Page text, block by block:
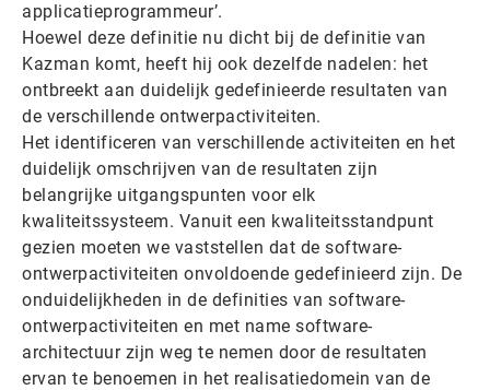
applicatieprogrammeur’.
Hoewel deze definitie nu dicht bij de definitie van
Kazman komt, heeft hij ook dezelfde nadelen: het
ontbreekt aan duidelijk gedefinieerde resultaten van
de verschillende ontwerpactiviteiten.
Het identificeren van verschillende activiteiten en het
duidelijk omschrijven van de resultaten zijn
belangrijke uitgangspunten voor elk
kwaliteitssysteem. Vanuit een kwaliteitsstandpunt
gezien moeten we vaststellen dat de software-
ontwerpactiviteiten onvoldoende gedefinieerd zijn. De
onduidelijkheden in de definities van software-
ontwerpactiviteiten en met name software-
architectuur zijn weg te nemen door de resultaten
ervan te benoemen in het realisatiedomein van de